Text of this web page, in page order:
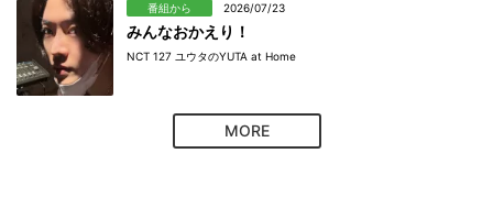
番組から 2026/07/23
みんなおかえり！
NCT 127 ユウタのYUTA at Home
MORE